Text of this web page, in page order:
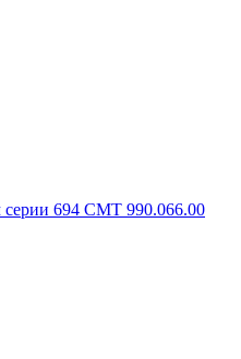
694 CMT 990.066.00